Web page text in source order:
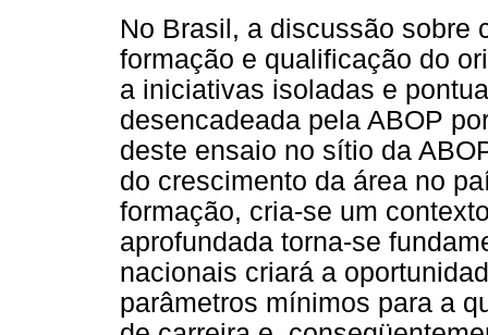
No Brasil, a discussão sobre
formação e qualificação do
a iniciativas isoladas e
desencadeada pela ABOP
deste ensaio no sítio da
do crescimento da área no
formação, cria-se um
aprofundada torna-se
nacionais criará a
parâmetros mínimos para a